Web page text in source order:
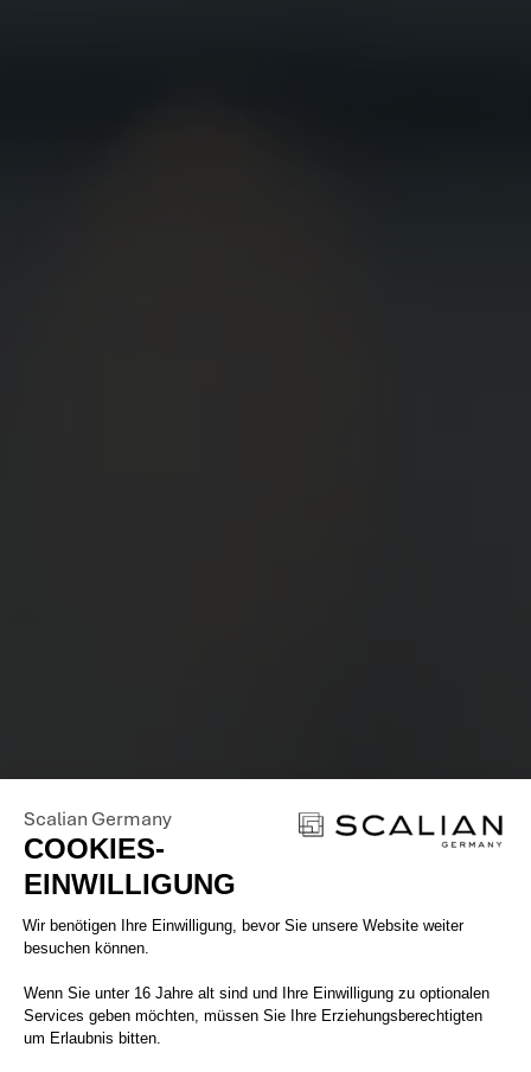
Scalian Germany
COOKIES-
EINWILLIGUNG
Einwilligungsmanagementplattform:
Wir benötigen Ihre Einwilligung, bevor Sie unsere Website weiter
besuchen können.
Wenn Sie unter 16 Jahre alt sind und Ihre Einwilligung zu optionalen
Services geben möchten, müssen Sie Ihre Erziehungsberechtigten
um Erlaubnis bitten.